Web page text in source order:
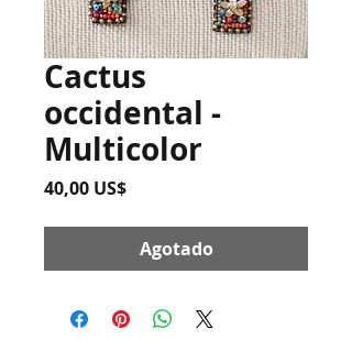
Cactus
occidental -
Multicolor
40,00 US$Precio
Agotado